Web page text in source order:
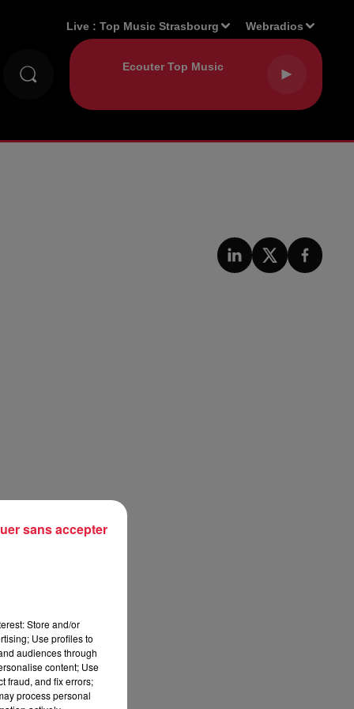
Live :Top Music Strasbourg Webradios
Store and/or
Use profiles to
audiences through
content; Use
fraud, and fix errors;
process personal
sans accepter